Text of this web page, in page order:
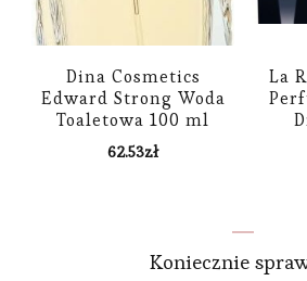
Dina Cosmetics
Edward Strong Woda
Toaletowa 100 ml
62.53zł
La
Koniecznie